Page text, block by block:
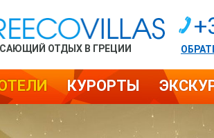
ОТДЫХ В ГРЕЦИИ
КУРОРТЫ